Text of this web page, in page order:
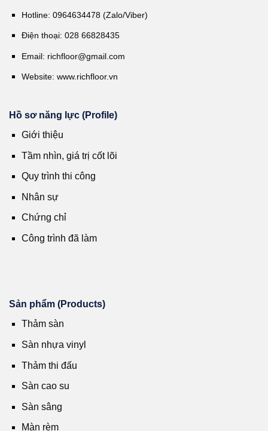
Hotline: 0964634478 (Zalo/Viber)
Điện thoại: 028 66828435
Email: richfloor@gmail.com
Website: www.richfloor.vn
Hồ sơ năng lực (Profile)
Giới thiệu
Tầm nhìn, giá trị cốt lõi
Quy trình thi công
Nhân sự
Chứng chỉ
Công trình đã làm
Sản phẩm (Products)
Thảm sàn
Sàn nhựa vinyl
Thảm thi đấu
Sàn cao su
Sàn sâng
Màn rèm